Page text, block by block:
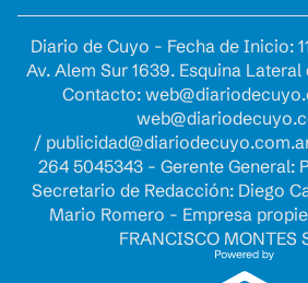
Diario de Cuyo - Fecha de Inicio:
Av. Alem Sur 1639. Esquina
Contacto:
/
264 5045343 - Gerente General:
Secretario de Redacción: Diego
Mario Romero - Empresa
FRANCISCO MONTES